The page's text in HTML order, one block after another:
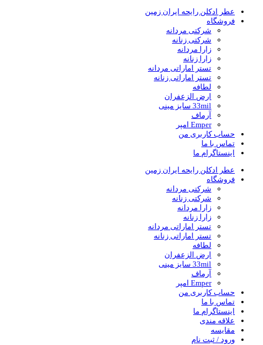
عطر ادکلن رایحه ایران زمین
فروشگاه
شرکتی مردانه
شرکتی زنانه
زارا مردانه
زارا زنانه
تستر اماراتی مردانه
تستر اماراتی زنانه
لطافه
ارض الزعفران
33mil سایز مینی
آرماف
Emper امپر
حساب کاربری من
تماس با ما
اینستاگرام ما
عطر ادکلن رایحه ایران زمین
فروشگاه
شرکتی مردانه
شرکتی زنانه
زارا مردانه
زارا زنانه
تستر اماراتی مردانه
تستر اماراتی زنانه
لطافه
ارض الزعفران
33mil سایز مینی
آرماف
Emper امپر
حساب کاربری من
تماس با ما
اینستاگرام ما
علاقه مندی
مقایسه
ورود / ثبت نام